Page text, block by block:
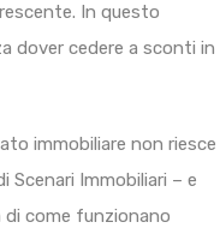
In questo
dover cedere a sconti in
immobiliare non riesce
Scenari Immobiliari – e
come funzionano